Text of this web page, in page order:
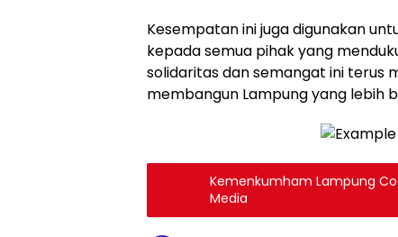
Kesempatan ini juga digunakan
kepada semua pihak yang
solidaritas dan semangat ini terus
membangun Lampung yang lebih
Kemenkumham Lampung
Media